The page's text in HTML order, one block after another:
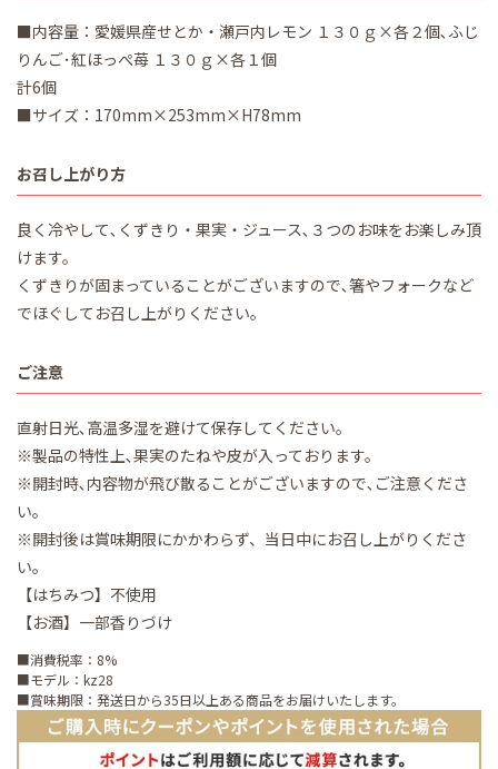
■内容量：愛媛県産せとか・瀬戸内レモン １３０ｇ×各２個､ふじ
りんご･紅ほっぺ苺 １３０ｇ×各１個
計6個
■サイズ：170mm×253mm×H78mm
お召し上がり方
良く冷やして､くずきり・果実・ジュース､３つのお味をお楽しみ頂
けます。
くずきりが固まっていることがございますので､箸やフォークなど
でほぐしてお召し上がりください。
ご注意
直射日光､高温多湿を避けて保存してください。
※製品の特性上､果実のたねや皮が入っております。
※開封時､内容物が飛び散ることがございますので､ご注意くださ
い。
※開封後は賞味期限にかかわらず、当日中にお召し上がりくださ
い。
【はちみつ】不使用
【お酒】一部香りづけ
■消費税率：8%
■モデル：kz28
■賞味期限：発送日から35日以上ある商品をお届けいたします。